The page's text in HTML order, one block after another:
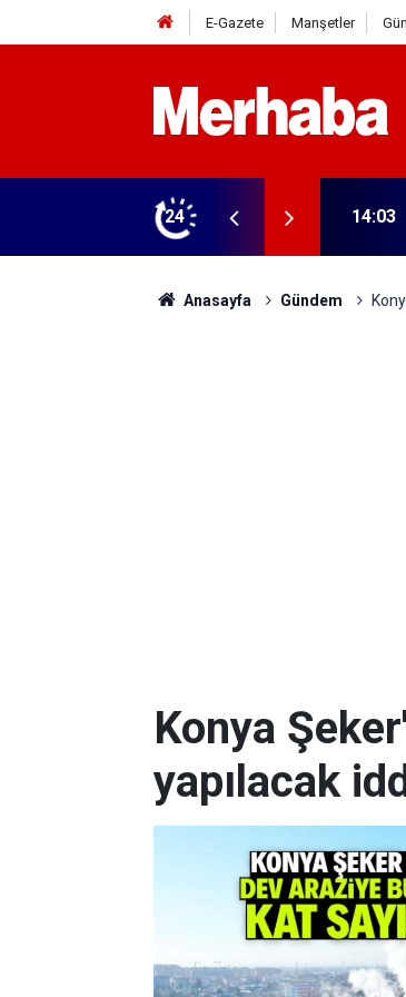
E-Gazete Manşetler
24 13:53
Anasayfa Gündem
Konya
yapılacak